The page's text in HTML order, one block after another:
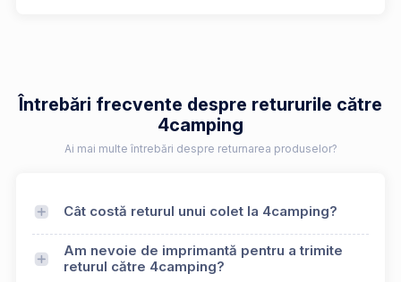
Întrebări frecvente despre retururile către
4camping
Ai mai multe întrebări despre returnarea produselor?
Cât costă returul unui colet la 4camping?
Am nevoie de imprimantă pentru a trimite
returul către 4camping?